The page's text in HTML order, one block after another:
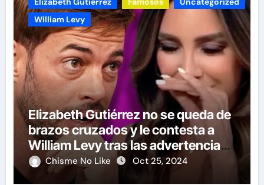
William Levy
Elizabeth Gutiérrez no se queda de
brazos cruzados y le contesta a
William Levy tras las advertencias
de demandas
Chisme No Like Oct 25, 2024